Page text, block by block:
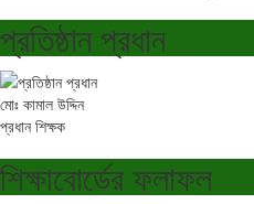
প্রতিষ্ঠান প্রধান
মোঃ কামাল উদ্দিন
প্রধান শিক্ষক
শিক্ষাবোর্ডের ফলাফল